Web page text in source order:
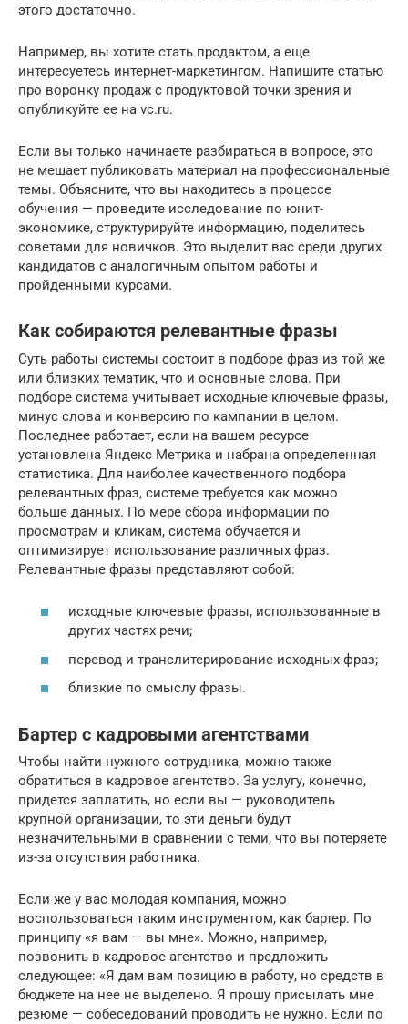
этого достаточно.
Например, вы хотите стать продактом, а еще
интересуетесь интернет-маркетингом. Напишите статью
про воронку продаж с продуктовой точки зрения и
опубликуйте ее на vc.ru.
Если вы только начинаете разбираться в вопросе, это
не мешает публиковать материал на профессиональные
темы. Объясните, что вы находитесь в процессе
обучения — проведите исследование по юнит-
экономике, структурируйте информацию, поделитесь
советами для новичков. Это выделит вас среди других
кандидатов с аналогичным опытом работы и
пройденными курсами.
Как собираются релевантные фразы
Суть работы системы состоит в подборе фраз из той же
или близких тематик, что и основные слова. При
подборе система учитывает исходные ключевые фразы,
минус слова и конверсию по кампании в целом.
Последнее работает, если на вашем ресурсе
установлена Яндекс Метрика и набрана определенная
статистика. Для наиболее качественного подбора
релевантных фраз, системе требуется как можно
больше данных. По мере сбора информации по
просмотрам и кликам, система обучается и
оптимизирует использование различных фраз.
Релевантные фразы представляют собой:
исходные ключевые фразы, использованные в
других частях речи;
перевод и транслитерирование исходных фраз;
близкие по смыслу фразы.
Бартер с кадровыми агентствами
Чтобы найти нужного сотрудника, можно также
обратиться в кадровое агентство. За услугу, конечно,
придется заплатить, но если вы — руководитель
крупной организации, то эти деньги будут
незначительными в сравнении с теми, что вы потеряете
из-за отсутствия работника.
Если же у вас молодая компания, можно
воспользоваться таким инструментом, как бартер. По
принципу «я вам — вы мне». Можно, например,
позвонить в кадровое агентство и предложить
следующее: «Я дам вам позицию в работу, но средств в
бюджете на нее не выделено. Я прошу присылать мне
резюме — собеседований проводить не нужно. Если по